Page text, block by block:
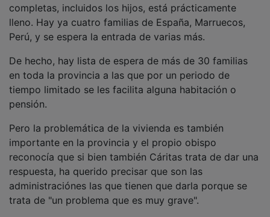
completas, incluidos los hijos, está prácticamente
lleno. Hay ya cuatro familias de España, Marruecos,
Perú, y se espera la entrada de varias más.
De hecho, hay lista de espera de más de 30 familias
en toda la provincia a las que por un periodo de
tiempo limitado se les facilita alguna habitación o
pensión.
Pero la problemática de la vivienda es también
importante en la provincia y el propio obispo
reconocía que si bien también Cáritas trata de dar una
respuesta, ha querido precisar que son las
administraciónes las que tienen que darla porque se
trata de "un problema que es muy grave".